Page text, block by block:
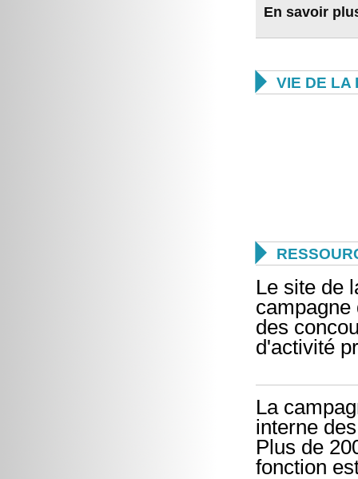
En savoir
 VIE DE LA

Le site de
campagne
des
d'activité
La
interne
Plus de
fonction